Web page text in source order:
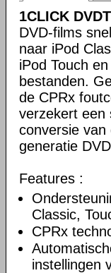
1CLICK
DVD-films
naar iPod
iPod Touch
bestanden.
de CPRx
verzekert een
conversie van
generatie
Features :
Classic,
CPRx
instellingen